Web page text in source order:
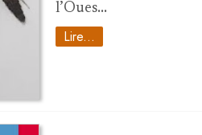
l’Oues…
Lire...